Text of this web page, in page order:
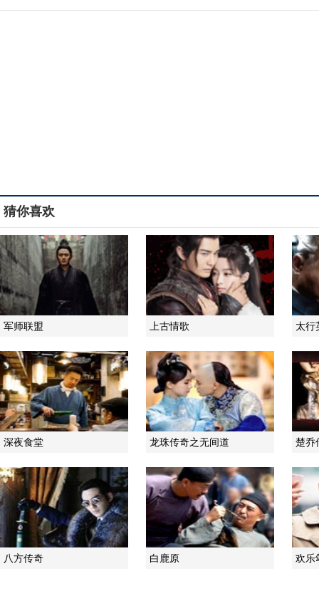
猜你喜欢
军师联盟 上古情歌 太行
深夜食堂 龙珠传奇之无间道 楚乔
八方传奇 白鹿原 欢乐